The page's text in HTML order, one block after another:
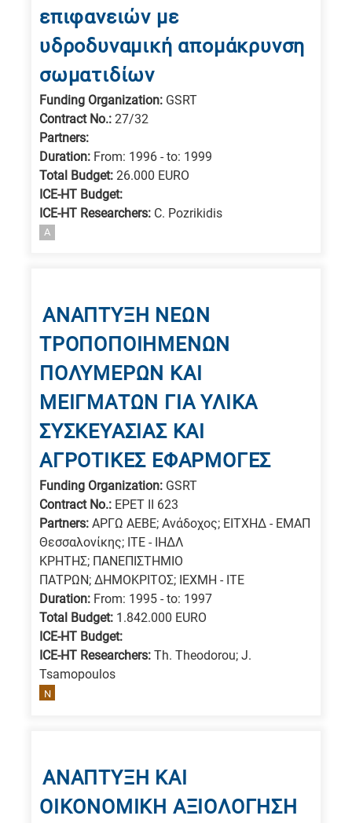
επιφανειών με
υδροδυναμική απομάκρυνση
σωματιδίων
Funding Organization: GSRT
Contract No.: 27/32
Partners:
Duration: From: 1996 - to: 1999
Total Budget: 26.000 EURO
ICE-HT Budget:
ICE-HT Researchers: C. Pozrikidis
A
ΑΝΑΠΤΥΞΗ ΝΕΩΝ
ΤΡΟΠΟΠΟΙΗΜΕΝΩΝ
ΠΟΛΥΜΕΡΩΝ ΚΑΙ
ΜΕΙΓΜΑΤΩΝ ΓΙΑ ΥΛΙΚΑ
ΣΥΣΚΕΥΑΣΙΑΣ ΚΑΙ
ΑΓΡΟΤΙΚΕΣ ΕΦΑΡΜΟΓΕΣ
Funding Organization: GSRT
Contract No.: EPET II 623
Partners: ΑΡΓΩ ΑΕΒΕ; Aνάδοχος; ΕΙΤΧΗΔ - ΕΜΑΠ
Θεσσαλονίκης; ΙΤΕ - ΙΗΔΛ
ΚΡΗΤΗΣ; ΠΑΝΕΠΙΣΤΗΜΙΟ
ΠΑΤΡΩΝ; ΔΗΜΟΚΡΙΤΟΣ; ΙΕΧΜΗ - ΙΤΕ
Duration: From: 1995 - to: 1997
Total Budget: 1.842.000 EURO
ICE-HT Budget:
ICE-HT Researchers: Th. Theodorou; J.
Tsamopoulos
N
ΑΝΑΠΤΥΞΗ ΚΑΙ
ΟΙΚΟΝΟΜΙΚΗ ΑΞΙΟΛΟΓΗΣΗ